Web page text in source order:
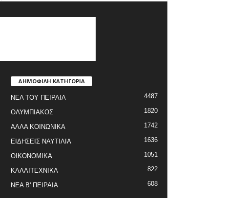
ΔΗΜΟΦΙΛΗ ΚΑΤΗΓΟΡΙΑ
ΝΕΑ ΤΟΥ ΠΕΙΡΑΙΑ 4487
ΟΛΥΜΠΙΑΚΟΣ 1820
ΑΛΛΑ ΚΟΙΝΩΝΙΚΑ 1742
ΕΙΔΗΣΕΙΣ ΝΑΥΤΙΛΙΑ 1636
ΟΙΚΟΝΟΜΙΚΑ 1051
ΚΑΛΛΙΤΕΧΝΙΚΑ 822
ΝΕΑ Β' ΠΕΙΡΑΙΑ 608